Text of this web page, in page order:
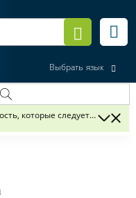
Выбрать язык
которые следует учесть